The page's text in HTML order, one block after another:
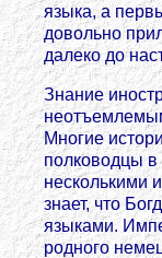
языка, а
довольно
далеко до
Знание
Многие
полководцы
несколькими
знает, что
языками.
родного